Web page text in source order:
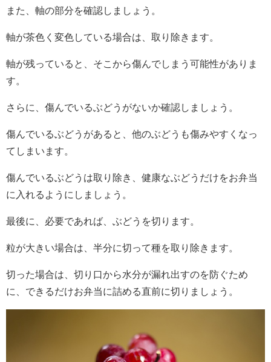
また、軸の部分を確認しましょう。
軸が茶色く変色している場合は、取り除きます。
軸が残っていると、そこから傷んでしまう可能性がありま
す。
さらに、傷んでいるぶどうがないか確認しましょう。
傷んでいるぶどうがあると、他のぶどうも傷みやすくなっ
てしまいます。
傷んでいるぶどうは取り除き、健康なぶどうだけをお弁当
に入れるようにしましょう。
最後に、必要であれば、ぶどうを切ります。
粒が大きい場合は、半分に切って種を取り除きます。
切った場合は、切り口から水分が漏れ出すのを防ぐため
に、できるだけお弁当に詰める直前に切りましょう。